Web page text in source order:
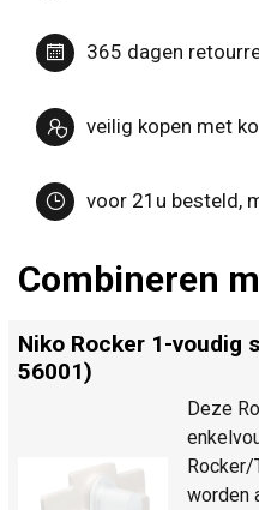
365 dagen
veilig kopen met
voor 21u besteld,
Combineren
Niko Rocker 1-voudig
56001)
Deze
worden